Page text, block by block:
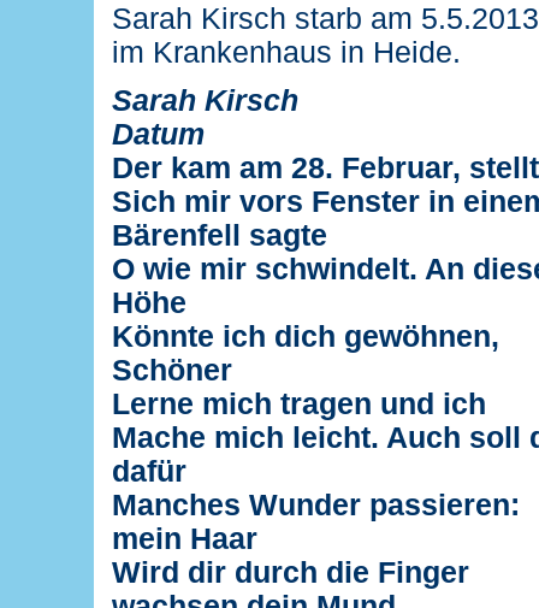
Sarah Kirsch starb am 5.5.2013
im Krankenhaus in Heide.
Sarah Kirsch
Datum
Der kam am 28. Februar,
Sich mir vors Fenster in
Bärenfell sagte
O wie mir schwindelt. An
Höhe
Könnte ich dich gewöhnen,
Schöner
Lerne mich tragen und ich
Mache mich leicht. Auch soll
dafür
Manches Wunder passieren:
mein Haar
Wird dir durch die Finger